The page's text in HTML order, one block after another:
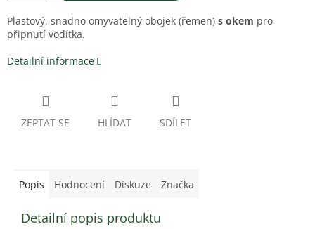
Plastový, snadno omyvatelný obojek (řemen) s okem pro
připnutí vodítka.
Detailní informace
ZEPTAT SE HLÍDAT SDÍLET
Popis Hodnocení Diskuze Značka
Detailní popis produktu